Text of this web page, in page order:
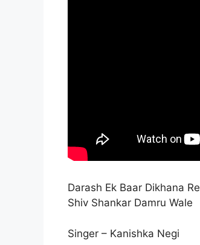
Darash Ek Baar Dikhana Re
Shiv Shankar Damru Wale
Singer – Kanishka Negi